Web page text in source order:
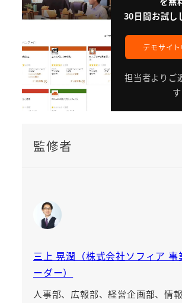
30日間お試し
デモサイ
担当者よりご
す
監修者
三上 晃潤（株式会社ソフィア 事
ーダー）
人事部、広報部、経営企画部、情